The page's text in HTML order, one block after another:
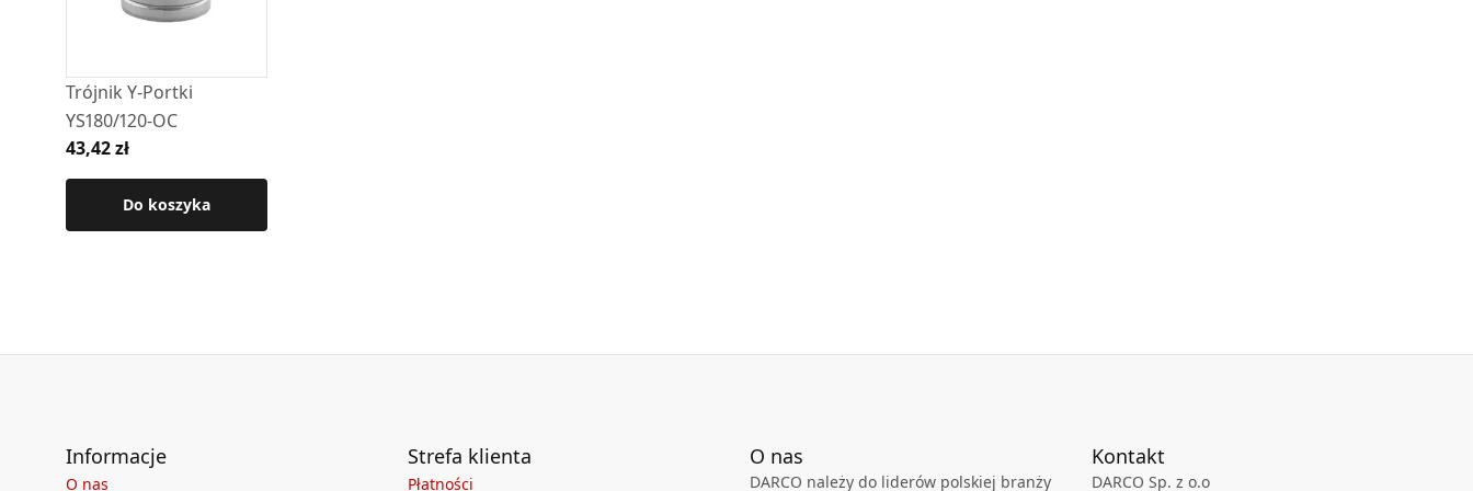
Szczegółowe wymiary oraz pozostałe parametry techniczne dostępne są w karcie technicznej
Trójnik Y-Portki
YS180/120-OC
43,42 zł
Do koszyka
Informacje
O nas
Strefa klienta
Płatności
O nas
DARCO należy do liderów polskiej branży
Kontakt
DARCO Sp. z o.o